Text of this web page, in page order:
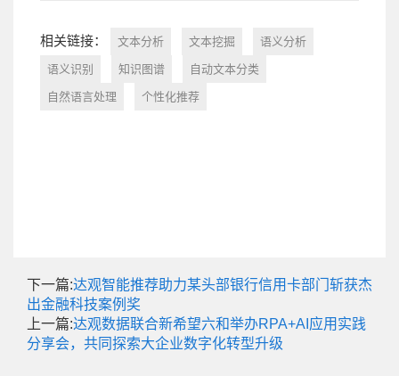
相关链接： 文本分析 文本挖掘 语义分析
语义识别 知识图谱 自动文本分类
自然语言处理 个性化推荐
下一篇:达观智能推荐助力某头部银行信用卡部门斩获杰
出金融科技案例奖
上一篇:达观数据联合新希望六和举办RPA+AI应用实践
分享会，共同探索大企业数字化转型升级